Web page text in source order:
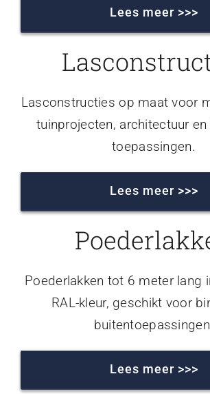
Lees meer >>>
Lasconstructies op maat voor
tuinprojecten, architectuur
toepassingen.
Lees meer >>>
Poederlakken tot 6 meter lang
RAL-kleur, geschikt voor
Lees meer >>>